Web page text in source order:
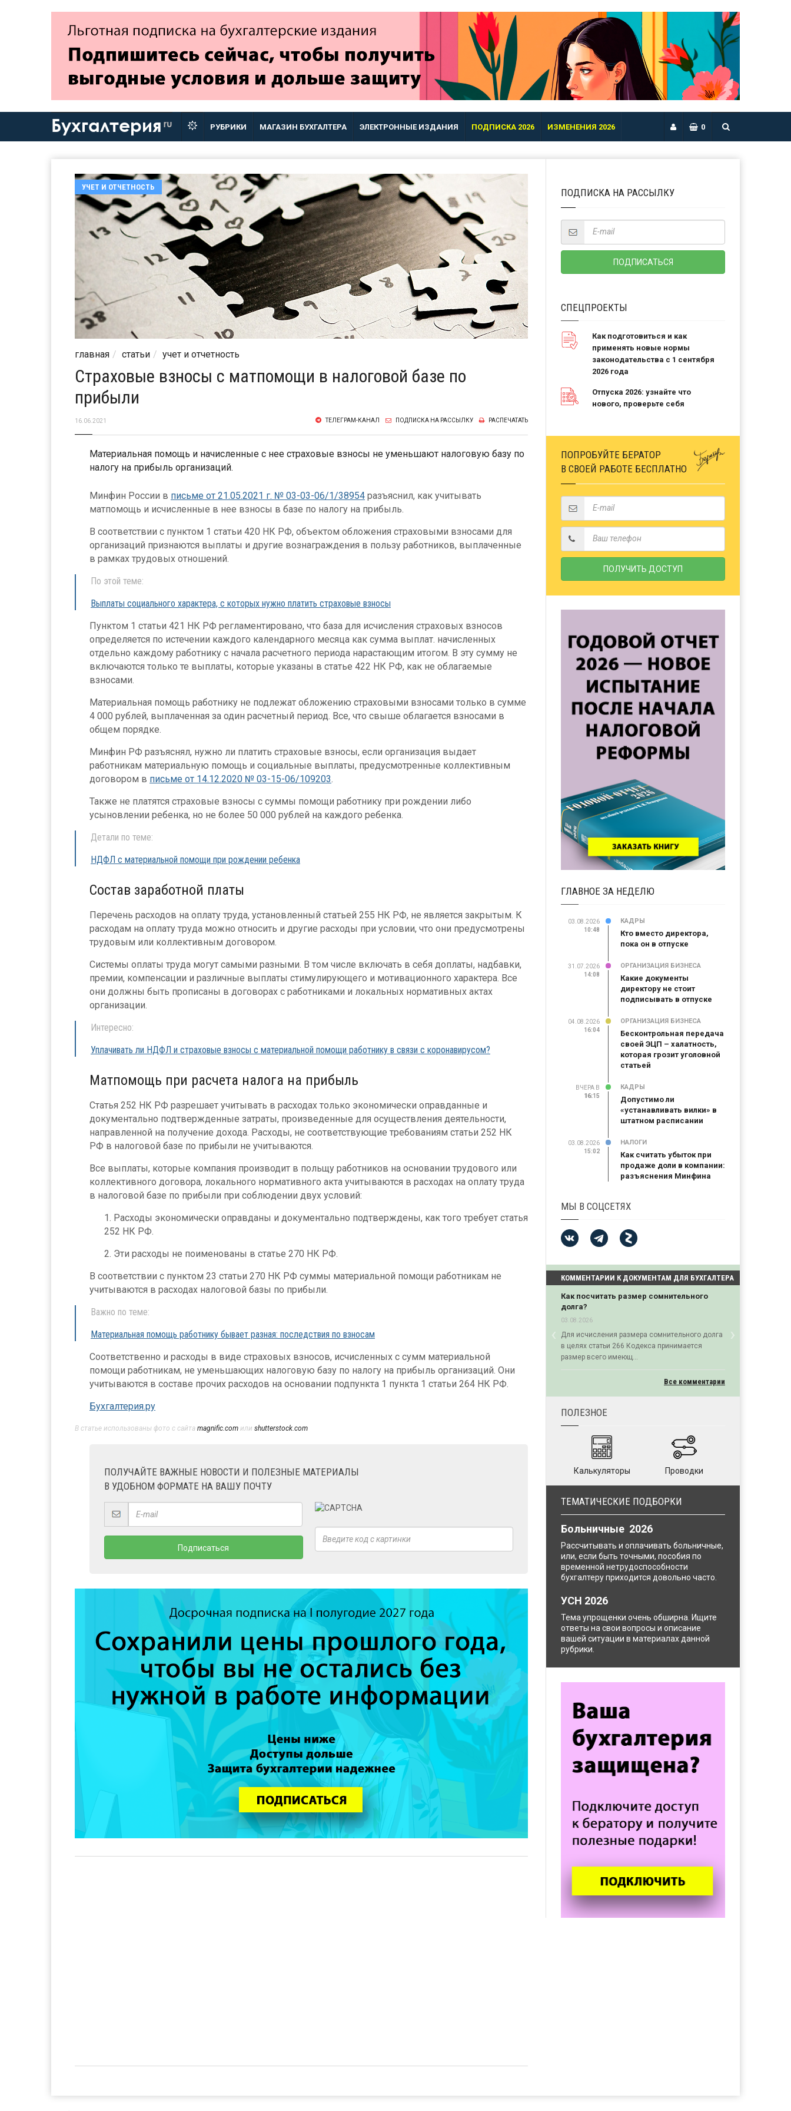
Бухгалтерия ru РУБРИКИ МАГАЗИН БУХГАЛТЕРА ЭЛЕКТРОННЫЕ ИЗДАНИЯ ПОДПИСКА 2026 ИЗМЕНЕНИЯ 2026 0
УЧЕТ И ОТЧЕТНОСТЬ
главная статьи учет и отчетность
Страховые взносы с матпомощи в налоговой базе по
прибыли
16.06.2021 РАСПЕЧАТАТЬ
ПОДПИСКА НА РАССЫЛКУ
ТЕЛЕГРАМ-КАНАЛ
Материальная помощь и начисленные с нее страховые взносы не уменьшают налоговую базу по
налогу на прибыль организаций.
Минфин России в письме от 21.05.2021 г. № 03-03-06/1/38954 разъяснил, как учитывать
матпомощь и исчисленные в нее взносы в базе по налогу на прибыль.
В соответствии с пунктом 1 статьи 420 НК РФ, объектом обложения страховыми взносами для
организаций признаются выплаты и другие вознаграждения в пользу работников, выплаченные
в рамках трудовых отношений.
По этой теме:
Выплаты социального характера, с которых нужно платить страховые взносы
Пунктом 1 статьи 421 НК РФ регламентировано, что база для исчисления страховых взносов
определяется по истечении каждого календарного месяца как сумма выплат. начисленных
отдельно каждому работнику с начала расчетного периода нарастающим итогом. В эту сумму не
включаются только те выплаты, которые указаны в статье 422 НК РФ, как не облагаемые
взносами.
Материальная помощь работнику не подлежат обложению страховыми взносами только в сумме
4 000 рублей, выплаченная за один расчетный период. Все, что свыше облагается взносами в
общем порядке.
Минфин РФ разъяснял, нужно ли платить страховые взносы, если организация выдает
работникам материальную помощь и социальные выплаты, предусмотренные коллективным
договором в письме от 14.12.2020 № 03-15-06/109203.
Также не платятся страховые взносы с суммы помощи работнику при рождении либо
усыновлении ребенка, но не более 50 000 рублей на каждого ребенка.
Детали по теме:
НДФЛ с материальной помощи при рождении ребенка
Состав заработной платы
Перечень расходов на оплату труда, установленный статьей 255 НК РФ, не является закрытым. К
расходам на оплату труда можно относить и другие расходы при условии, что они предусмотрены
трудовым или коллективным договором.
Системы оплаты труда могут самыми разными. В том числе включать в себя доплаты, надбавки,
премии, компенсации и различные выплаты стимулирующего и мотивационного характера. Все
они должны быть прописаны в договорах с работниками и локальных нормативных актах
организации.
Интересно:
Уплачивать ли НДФЛ и страховые взносы с материальной помощи работнику в связи с коронавирусом?
Матпомощь при расчета налога на прибыль
Статья 252 НК РФ разрешает учитывать в расходах только экономически оправданные и
документально подтвержденные затраты, произведенные для осуществления деятельности,
направленной на получение дохода. Расходы, не соответствующие требованиям статьи 252 НК
РФ в налоговой базе по прибыли не учитываются.
Все выплаты, которые компания производит в польщу работников на основании трудового или
коллективного договора, локального нормативного акта учитываются в расходах на оплату труда
в налоговой базе по прибыли при соблюдении двух условий:
Расходы экономически оправданы и документально подтверждены, как того требует статья
252 НК РФ.
Эти расходы не поименованы в статье 270 НК РФ.
В соответствии с пунктом 23 статьи 270 НК РФ суммы материальной помощи работникам не
учитываются в расходах налоговой базы по прибыли.
Важно по теме:
Материальная помощь работнику бывает разная: последствия по взносам
Соответственно и расходы в виде страховых взносов, исчисленных с сумм материальной
помощи работникам, не уменьшающих налоговую базу по налогу на прибыль организаций. Они
учитываются в составе прочих расходов на основании подпункта 1 пункта 1 статьи 264 НК РФ.
Бухгалтерия.ру
В статье использованы фото с сайта magnific.com или shutterstock.com
ПОЛУЧАЙТЕ ВАЖНЫЕ НОВОСТИ И ПОЛЕЗНЫЕ МАТЕРИАЛЫ
В УДОБНОМ ФОРМАТЕ НА ВАШУ ПОЧТУ
ПОДПИСКА НА РАССЫЛКУ
СПЕЦПРОЕКТЫ
Как подготовиться и как
применять новые нормы
законодательства с 1 сентября
2026 года
Отпуска 2026: узнайте что
нового, проверьте себя
ПОПРОБУЙТЕ БЕРАТОР
В СВОЕЙ РАБОТЕ БЕСПЛАТНО
ГЛАВНОЕ ЗА НЕДЕЛЮ
03.08.2026
10:48
КАДРЫ
Кто вместо директора,
пока он в отпуске
31.07.2026
14:08
ОРГАНИЗАЦИЯ БИЗНЕСА
Какие документы
директору не стоит
подписывать в отпуске
04.08.2026
16:04
ОРГАНИЗАЦИЯ БИЗНЕСА
Бесконтрольная передача
своей ЭЦП – халатность,
которая грозит уголовной
статьей
ВЧЕРА В
16:15
16:15
КАДРЫ
Допустимо ли
«устанавливать вилки» в
штатном расписании
03.08.2026
15:02
НАЛОГИ
Как считать убыток при
продаже доли в компании:
разъяснения Минфина
МЫ В СОЦСЕТЯХ
КОММЕНТАРИИ К ДОКУМЕНТАМ ДЛЯ БУХГАЛТЕРА
Как посчитать размер сомнительного
долга?
03.08.2026
Для исчисления размера сомнительного долга
в целях статьи 266 Кодекса принимается
размер всего имеющ...
‹Previous ›Next
Все комментарии
ПОЛЕЗНОЕ
Калькуляторы Проводки
ТЕМАТИЧЕСКИЕ ПОДБОРКИ
Больничные 2026
Рассчитывать и оплачивать больничные,
или, если быть точными, пособия по
временной нетрудоспособности
бухгалтеру приходится довольно часто.
УСН 2026
Тема упрощенки очень обширна. Ищите
ответы на свои вопросы и описание
вашей ситуации в материалах данной
рубрики.